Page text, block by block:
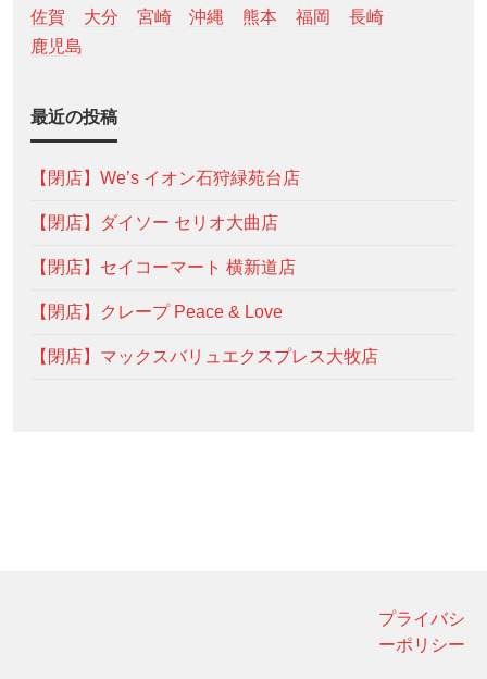
佐賀 大分 宮崎 沖縄 熊本 福岡
長崎
鹿児島
最近の投稿
【閉店】We’s イオン石狩緑苑台店
【閉店】ダイソー セリオ大曲店
【閉店】セイコーマート 横新道店
【閉店】クレープ Peace & Love
【閉店】マックスバリュエクスプレス大牧店
プライバシ
ーポリシー